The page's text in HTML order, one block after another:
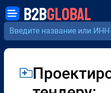
B2BGLOBAL